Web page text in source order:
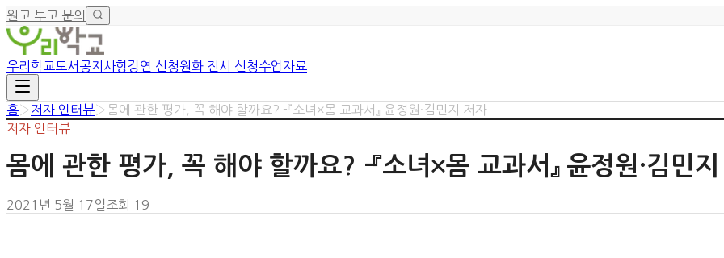
원고 투고 문의
우리학교 도서 공지사항강연 신청원화 전시 신청수업자료
홈›저자 인터뷰›몸에 관한 평가, 꼭 해야 할까요? -『소녀×몸 교과서』 윤정원·김민지 저자
저자 인터뷰
몸에 관한 평가, 꼭 해야 할까요? -『소녀×몸 교과서』 윤정원·김민
2021년 5월 17일 조회 19